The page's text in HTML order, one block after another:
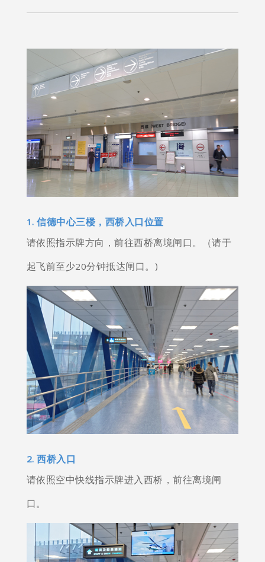
1. 信德中心三楼，西桥入口位置
请依照指示牌方向，前往西桥离境闸口。（请于
起飞前至少20分钟抵达闸口。)
2. 西桥入口
请依照空中快线指示牌进入西桥，前往离境闸
口。